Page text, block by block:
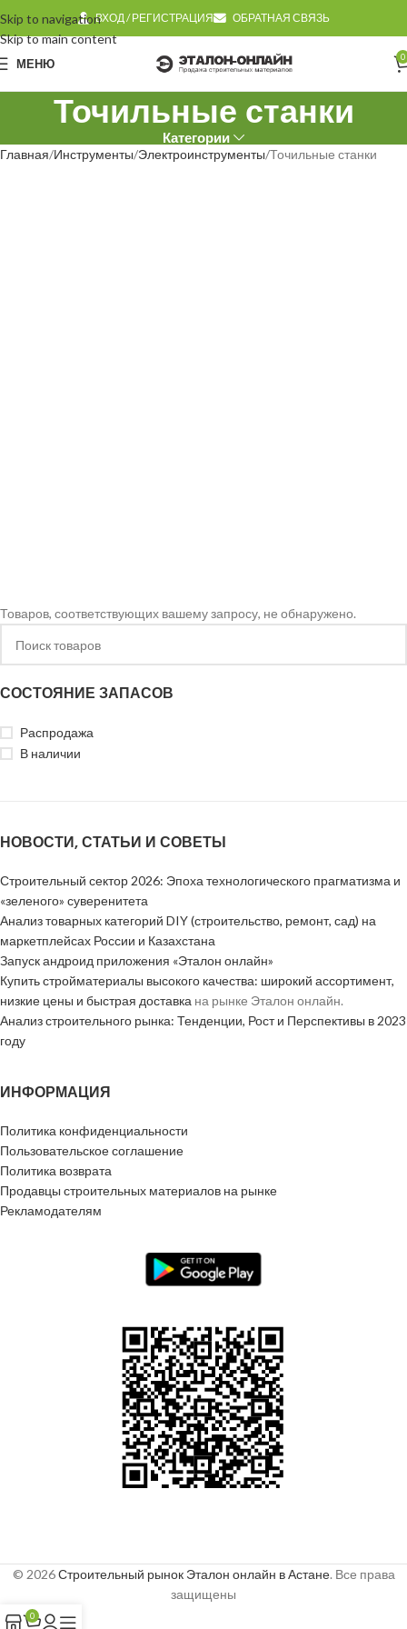
Skip to navigation
Skip to main content
ВХОД / РЕГИСТРАЦИЯ ОБРАТНАЯ СВЯЗЬ
МЕНЮ 0
Точильные станки
Категории
СОСТОЯНИЕ ЗАПАСОВ
Распродажа
В наличии
Главная Инструменты Электроинструменты Точильные станки
Товаров, соответствующих вашему запросу, не обнаружено.
НОВОСТИ, СТАТЬИ И СОВЕТЫ
Строительный сектор 2026: Эпоха технологического прагматизма и
«зеленого» суверенитета
Анализ товарных категорий DIY (строительство, ремонт, сад) на
маркетплейсах России и Казахстана
Запуск андроид приложения «Эталон онлайн»
Купить стройматериалы высокого качества: широкий ассортимент,
низкие цены и быстрая доставка на рынке Эталон онлайн.
Анализ строительного рынка: Тенденции, Рост и Перспективы в 2023
году
ИНФОРМАЦИЯ
Политика конфиденциальности
Пользовательское соглашение
Политика возврата
Продавцы строительных материалов на рынке
Рекламодателям
© 2026Строительный рынок Эталон онлайн в Астане. Все права
защищены
0